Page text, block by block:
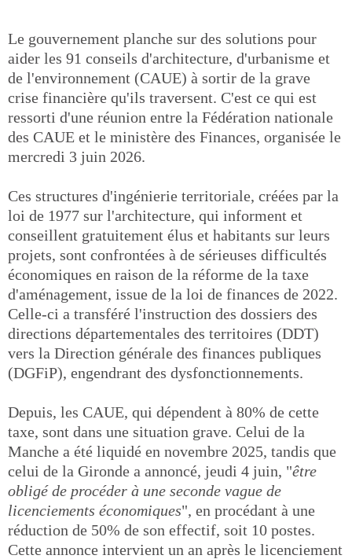
Le gouvernement planche sur des solutions pour
aider les 91 conseils d'architecture, d'urbanisme et
de l'environnement (CAUE) à sortir de la grave
crise financière qu'ils traversent. C'est ce qui est
ressorti d'une réunion entre la Fédération nationale
des CAUE et le ministère des Finances, organisée le
mercredi 3 juin 2026.
Ces structures d'ingénierie territoriale, créées par la
loi de 1977 sur l'architecture, qui informent et
conseillent gratuitement élus et habitants sur leurs
projets, sont confrontées à de sérieuses difficultés
économiques en raison de la réforme de la taxe
d'aménagement, issue de la loi de finances de 2022.
Celle-ci a transféré l'instruction des dossiers des
directions départementales des territoires (DDT)
vers la Direction générale des finances publiques
(DGFiP), engendrant des dysfonctionnements.
Depuis, les CAUE, qui dépendent à 80% de cette
taxe, sont dans une situation grave. Celui de la
Manche a été liquidé en novembre 2025, tandis que
celui de la Gironde a annoncé, jeudi 4 juin, "être
obligé de procéder à une seconde vague de
licenciements économiques", en procédant à une
réduction de 50% de son effectif, soit 10 postes.
Cette annonce intervient un an après le licenciement